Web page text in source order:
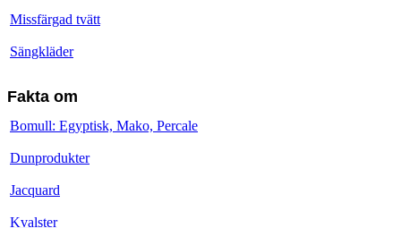
Missfärgad tvätt
Sängkläder
Fakta om
Bomull: Egyptisk, Mako, Percale
Dunprodukter
Jacquard
Kvalster